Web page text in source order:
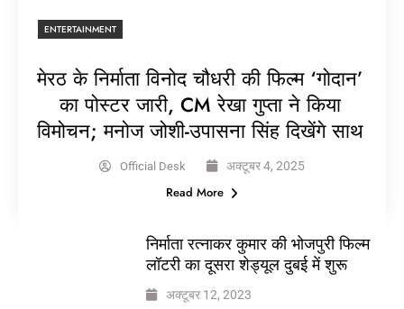
ENTERTAINMENT
मेरठ के निर्माता विनोद चौधरी की फिल्म ‘गोदान’
का पोस्टर जारी, CM रेखा गुप्ता ने किया
विमोचन; मनोज जोशी-उपासना सिंह दिखेंगे साथ
Official Desk अक्टूबर 4, 2025
Read More
निर्माता रत्नाकर कुमार की भोजपुरी फिल्म
लॉटरी का दूसरा शेड्यूल दुबई में शुरू
अक्टूबर 12, 2023